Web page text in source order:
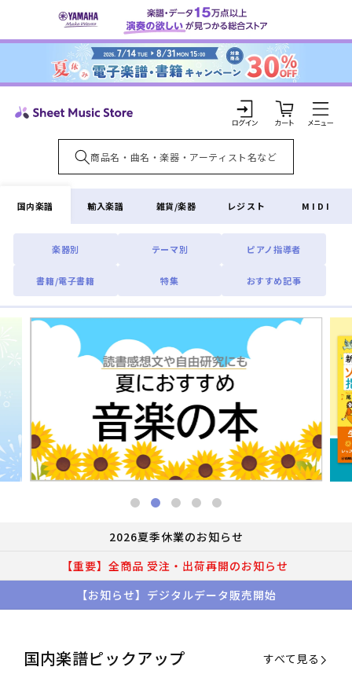
ンツに
ロ
グ
イ
ン
カ
ー
ト
国内楽譜
楽器別 テーマ別 ピアノ指導者
書籍/電子書籍 特集 おすすめ記事
輸入楽譜 雑貨/楽器 レジスト MIDI
2026夏季休業のお知らせ
【重要】全商品 受注・出荷再開のお知らせ
【お知らせ】デジタルデータ販売開始
国内楽譜ピックアップ すべて見る